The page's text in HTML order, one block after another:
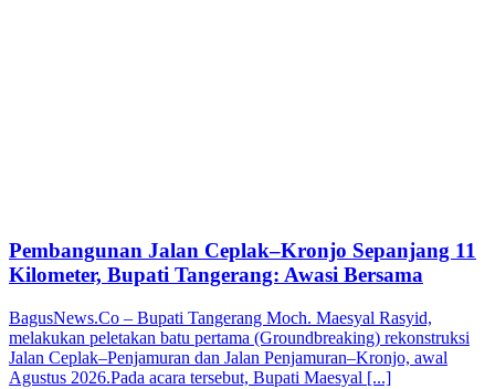
Pembangunan Jalan Ceplak–Kronjo Sepanjang 11
Kilometer, Bupati Tangerang: Awasi Bersama
BagusNews.Co – Bupati Tangerang Moch. Maesyal Rasyid,
melakukan peletakan batu pertama (Groundbreaking) rekonstruksi
Jalan Ceplak–Penjamuran dan Jalan Penjamuran–Kronjo, awal
Agustus 2026.Pada acara tersebut, Bupati Maesyal [...]